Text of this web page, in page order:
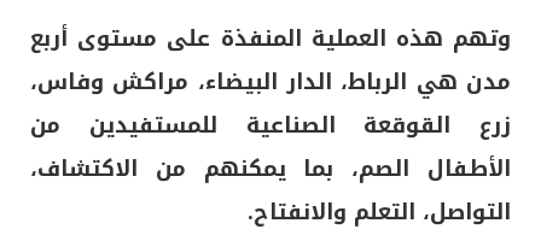
وتهم هذه العملية المنفذة على مستوى أربع
مدن هي الرباط، الدار البيضاء، مراكش وفاس،
زرع القوقعة الصناعية للمستفيدين من
الأطفال الصم، بما يمكنهم من الاكتشاف،
التواصل، التعلم والانفتاح.